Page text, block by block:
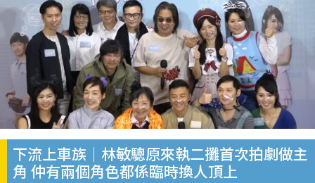
下流上車族｜林敏驄原來執二攤首次拍劇做主
角 仲有兩個角色都係臨時換人頂上